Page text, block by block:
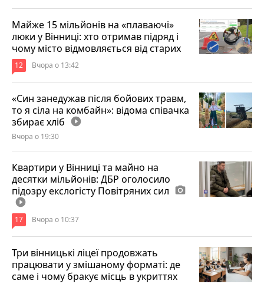
Майже 15 мільйонів на «плаваючі»
люки у Вінниці: хто отримав підряд і
чому місто відмовляється від старих
12 Вчора о 13:42
«Син занедужав після бойових травм,
то я сіла на комбайн»: відома співачка
збирає хліб play_circle_filled
Вчора о 19:30
Квартири у Вінниці та майно на
десятки мільйонів: ДБР оголосило
підозру екслогісту Повітряних сил photo_camera
play_circle_filled
17 Вчора о 10:37
Три вінницькі ліцеї продовжать
працювати у змішаному форматі: де
саме і чому бракує місць в укриттях